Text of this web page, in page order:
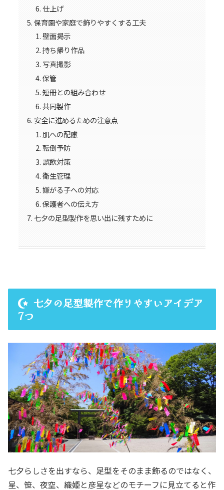
仕上げ
保育園や家庭で飾りやすくする工夫
壁面掲示
持ち帰り作品
写真撮影
保管
短冊との組み合わせ
共同製作
安全に進めるための注意点
肌への配慮
転倒予防
誤飲対策
衛生管理
嫌がる子への対応
保護者への伝え方
七夕の足型製作を思い出に残すために
七夕の足型製作で作りやすいアイデア
7つ
七夕らしさを出すなら、足型をそのまま飾るのではなく、
星、笹、夜空、織姫と彦星などのモチーフに見立てると作